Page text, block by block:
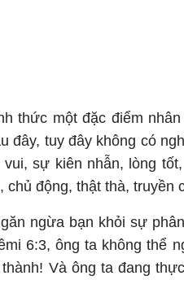
thức một đặc điểm
tuy đây không có
sự kiên nhẫn, lòng
động, thật thà,
ngừa bạn khỏi sự
6:3, ông ta không thể
Và ông ta đang